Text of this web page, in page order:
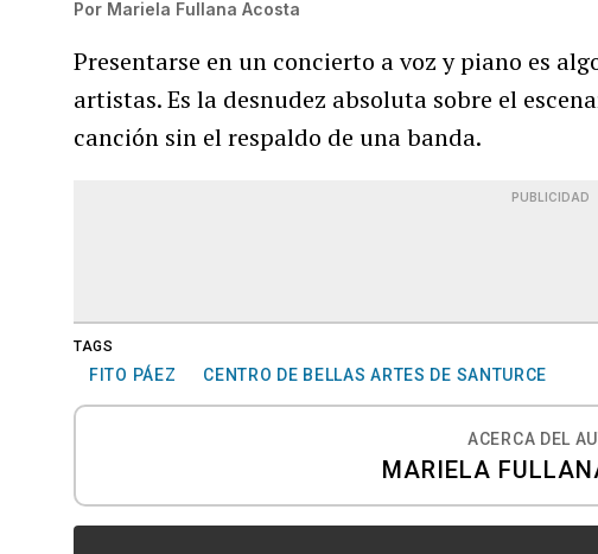
Por Mariela Fullana Acosta
Presentarse en un concierto a voz y piano es
artistas. Es la desnudez absoluta sobre el
canción sin el respaldo de una banda.
PUBLICIDAD
TAGS
FITO PÁEZ CENTRO DE BELLAS ARTES DE SANTURCE
ACERCA DEL
MARIELA